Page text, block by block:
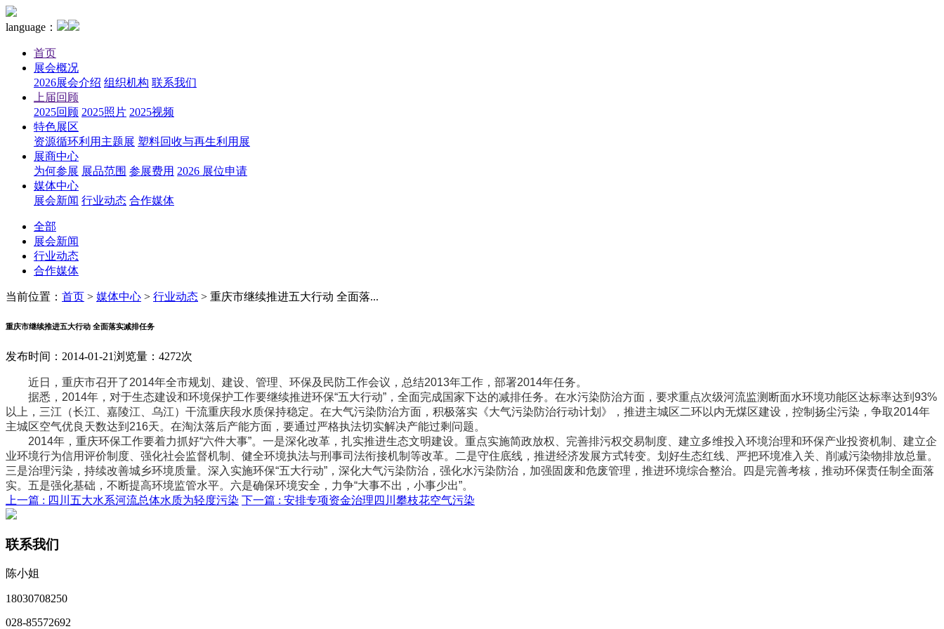
language：
首页
展会概况
2026展会介绍 组织机构 联系我们
上届回顾
2025回顾 2025照片 2025视频
特色展区
资源循环利用主题展 塑料回收与再生利用展
展商中心
为何参展 展品范围 参展费用 2026 展位申请
媒体中心
展会新闻 行业动态 合作媒体
全部
展会新闻
行业动态
合作媒体
当前位置： 首页 > 媒体中心 > 行业动态 > 重庆市继续推进五大行动 全面落...
重庆市继续推进五大行动 全面落实减排任务
发布时间：2014-01-21浏览量：4272次
近日，重庆市召开了2014年全市规划、建设、管理、环保及民防工作会议，总结2013年工作，部署2014年任务。
据悉，2014年，对于生态建设和环境保护工作要继续推进环保“五大行动”，全面完成国家下达的减排任务。在水污染防治方面，要求重点次级河流监测断面水环境功能区达标率达到93%
以上，三江（长江、嘉陵江、乌江）干流重庆段水质保持稳定。在大气污染防治方面，积极落实《大气污染防治行动计划》，推进主城区二环以内无煤区建设，控制扬尘污染，争取2014年
主城区空气优良天数达到216天。在淘汰落后产能方面，要通过严格执法切实解决产能过剩问题。
2014年，重庆环保工作要着力抓好“六件大事”。一是深化改革，扎实推进生态文明建设。重点实施简政放权、完善排污权交易制度、建立多维投入环境治理和环保产业投资机制、建立企
业环境行为信用评价制度、强化社会监督机制、健全环境执法与刑事司法衔接机制等改革。二是守住底线，推进经济发展方式转变。划好生态红线、严把环境准入关、削减污染物排放总量。
三是治理污染，持续改善城乡环境质量。深入实施环保“五大行动”，深化大气污染防治，强化水污染防治，加强固废和危废管理，推进环境综合整治。四是完善考核，推动环保责任制全面落
实。五是强化基础，不断提高环境监管水平。六是确保环境安全，力争“大事不出，小事少出”。
上一篇 : 四川五大水系河流总体水质为轻度污染 下一篇 : 安排专项资金治理四川攀枝花空气污染
联系我们
陈小姐
18030708250
028-85572692